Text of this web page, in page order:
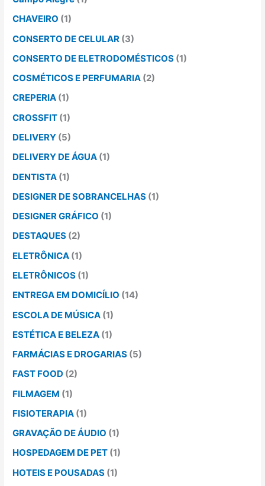
CHAVEIRO (1)
CONSERTO DE CELULAR (3)
CONSERTO DE ELETRODOMÉSTICOS (1)
COSMÉTICOS E PERFUMARIA (2)
CREPERIA (1)
CROSSFIT (1)
DELIVERY (5)
DELIVERY DE ÁGUA (1)
DENTISTA (1)
DESIGNER DE SOBRANCELHAS (1)
DESIGNER GRÁFICO (1)
DESTAQUES (2)
ELETRÔNICA (1)
ELETRÔNICOS (1)
ENTREGA EM DOMICÍLIO (14)
ESCOLA DE MÚSICA (1)
ESTÉTICA E BELEZA (1)
FARMÁCIAS E DROGARIAS (5)
FAST FOOD (2)
FILMAGEM (1)
FISIOTERAPIA (1)
GRAVAÇÃO DE ÁUDIO (1)
HOSPEDAGEM DE PET (1)
HOTEIS E POUSADAS (1)